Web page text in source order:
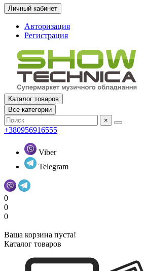
Личный кабинет
Авторизация
Регистрация
Каталог товаров
Все категории
×
+380956916555
Viber
Telegram
0
0
0
Ваша корзина пуста!
Каталог товаров